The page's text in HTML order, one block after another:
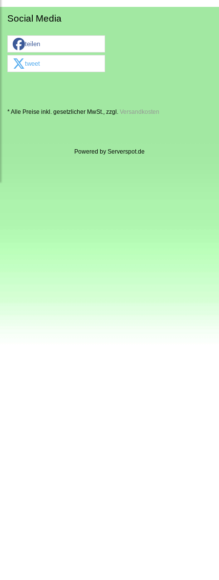
Social Media
teilen
tweet
* Alle Preise inkl. gesetzlicher MwSt., zzgl. Versandkosten
Powered by Serverspot.de